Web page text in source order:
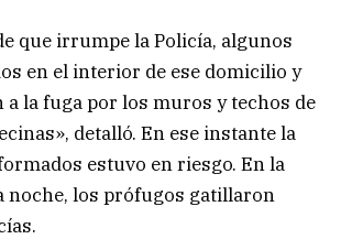
que irrumpe la Policía, algunos
en el interior de ese domicilio y
a la fuga por los muros y techos de
detalló. En ese instante la
estuvo en riesgo. En la
noche, los prófugos gatillaron